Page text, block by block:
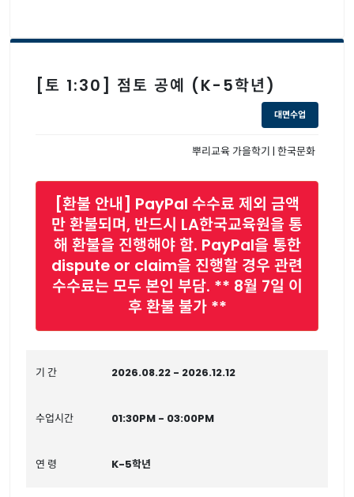
[토 1:30] 점토 공예 (K-5학년)
대면수업
뿌리교육 가을학기 | 한국문화
[환불 안내] PayPal 수수료 제외 금액
만 환불되며, 반드시 LA한국교육원을 통
해 환불을 진행해야 함. PayPal을 통한
dispute or claim을 진행할 경우 관련
수수료는 모두 본인 부담. ** 8월 7일 이
후 환불 불가 **
기 간 2026.08.22 - 2026.12.12
수업시간 01:30PM - 03:00PM
연 령 K-5학년